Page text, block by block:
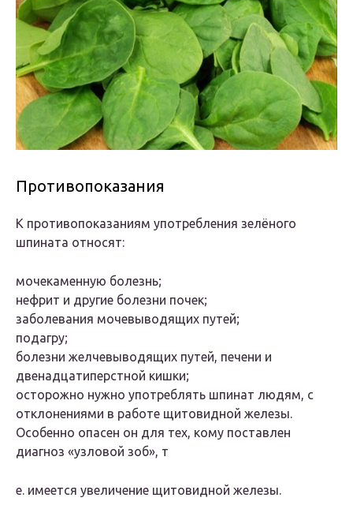
Противопоказания
К противопоказаниям употребления зелёного
шпината относят:
мочекаменную болезнь;
нефрит и другие болезни почек;
заболевания мочевыводящих путей;
подагру;
болезни желчевыводящих путей, печени и
двенадцатиперстной кишки;
осторожно нужно употреблять шпинат людям, с
отклонениями в работе щитовидной железы.
Особенно опасен он для тех, кому поставлен
диагноз «узловой зоб», т
е. имеется увеличение щитовидной железы.